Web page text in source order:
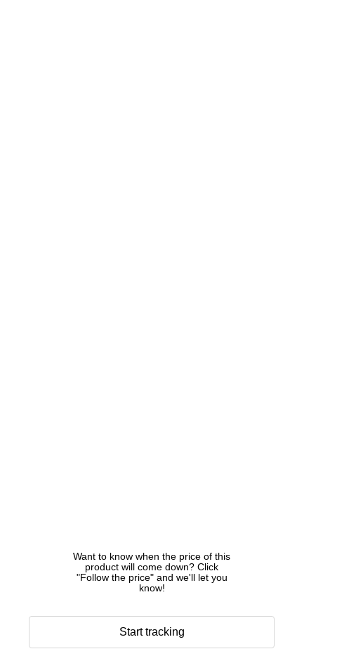
Want to know when the price of this
product will come down? Click
"Follow the price" and we'll let you
know!
Start tracking